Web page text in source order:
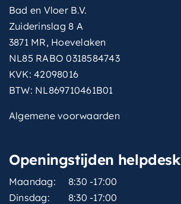
Bad en Vloer B.V.
Zuiderinslag 8 A
3871 MR, Hoevelaken
NL85 RABO 0318584743
KVK: 42098016
BTW: NL869710461B01
Algemene voorwaarden
Openingstijden helpdesk
Maandag:
8:30 -17:00
Dinsdag:
8:30 -17:00